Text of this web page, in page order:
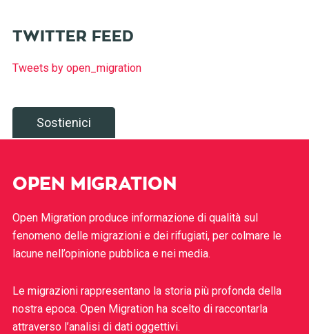
TWITTER FEED
Tweets by open_migration
Sostienici
OPEN MIGRATION
Open Migration produce informazione di qualità sul
fenomeno delle migrazioni e dei rifugiati, per colmare le
lacune nell’opinione pubblica e nei media.
Le migrazioni rappresentano la storia più profonda della
nostra epoca. Open Migration ha scelto di raccontarla
attraverso l’analisi di dati oggettivi.